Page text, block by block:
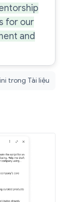
for our
and
trong Tài liệu